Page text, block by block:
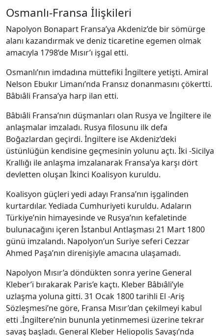
Osmanlı-Fransa İlişkileri
Napolyon Bonapart Fransa’ya Akdeniz’de bir sömürge
alanı kazandırmak ve deniz ticaretine egemen olmak
amacıyla 1798’de Mısır’ı işgal etti.
Osmanlı’nın imdadına müttefiki İngiltere yetişti. Amiral
Nelson Ebukır Limanı’nda Fransız donanmasını çökertti.
Bâbıâli Fransa’ya harp ilan etti.
Bâbıâli Fransa’nın düşmanları olan Rusya ve İngiltere ile
anlaşmalar imzaladı. Rusya filosunu ilk defa
Boğazlardan geçirdi. İngiltere ise Akdeniz’deki
üstünlüğün kendisine geçmesinin yolunu açtı. İki -Sicilya
Krallığı ile anlaşma imzalanarak Fransa’ya karşı dört
devletten oluşan İkinci Koalisyon kuruldu.
Koalisyon güçleri yedi adayı Fransa’nın işgalinden
kurtardılar. Yediada Cumhuriyeti kuruldu. Adaların
Türkiye’nin himayesinde ve Rusya’nın kefaletinde
bulunacağını içeren İstanbul Antlaşması 21 Mart 1800
günü imzalandı. Napolyon’un Suriye seferi Cezzar
Ahmed Paşa’nın direnişiyle amacına ulaşamadı.
Napolyon Mısır’a döndükten sonra yerine General
Kleber’i bırakarak Paris’e kaçtı. Kleber Bâbıâli’yle
uzlaşma yoluna gitti. 31 Ocak 1800 tarihli El -Ariş
Sözleşmesi’ne göre, Fransa Mısır’dan çekilmeyi kabul
etti .İngiltere’nin bununla yetinmemesi üzerine tekrar
savaş başladı. General Kleber Heliopolis Savaşı’nda